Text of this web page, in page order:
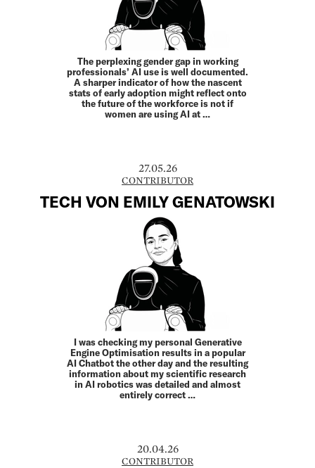
The perplexing gender gap in working
professionals’ AI use is well documented.
A sharper indicator of how the nascent
stats of early adoption might reflect onto
the future of the workforce is not if
women are using AI at …
27.05.26
CONTRIBUTOR
TECH VON EMILY GENATOWSKI
I was checking my personal Generative
Engine Optimisation results in a popular
AI Chatbot the other day and the resulting
information about my scientific research
in AI robotics was detailed and almost
entirely correct …
20.04.26
CONTRIBUTOR